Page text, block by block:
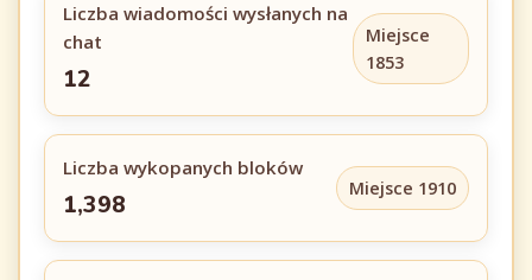
Liczba wiadomości wysłanych na
chat
12
Miejsce
1853
Liczba wykopanych bloków
1,398
Miejsce 1910